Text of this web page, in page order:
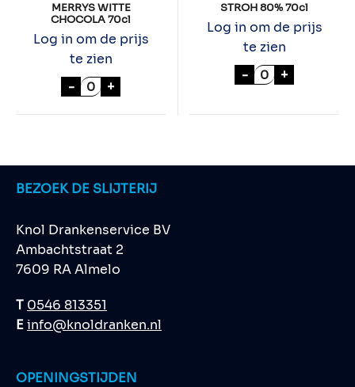
MERRYS WITTE
CHOCOLA 70cl
Log in om de prijs
te zien
- MERRYS WITTE CHOCOLA 70cl aantal
+
STROH 80% 70cl
Log in om de prijs
te zien
- STROH 80%
+
BEZOEK DE SLIJTERIJ
Knol Drankenservice BV
Ambachtstraat 2
7609 RA Almelo
T 0546 813351
Einfo@knoldranken.nl
OPENINGSTIJDEN